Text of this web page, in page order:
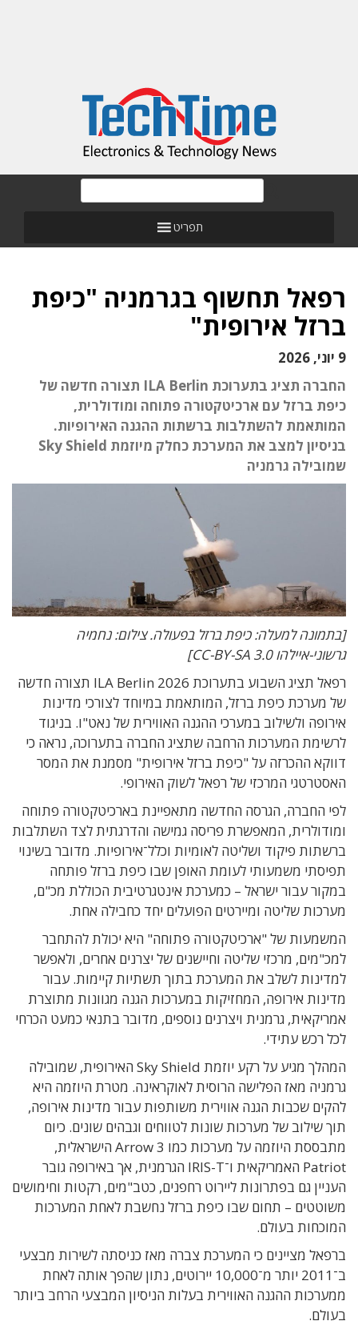
תפריט
רפאל תחשוף בגרמניה "כיפת
ברזל אירופית"
9 יוני, 2026
החברה תציג בתערוכת ILA Berlin תצורה חדשה של
כיפת ברזל עם ארכיטקטורה פתוחה ומודולרית,
המותאמת להשתלבות ברשתות ההגנה האירופיות.
בניסיון למצב את המערכת כחלק מיוזמת Sky Shield
שמובילה גרמניה
[בתמונה למעלה: כיפת ברזל בפעולה. צילום: נחמיה
גרשוני-איילהו CC-BY-SA 3.0]
רפאל תציג השבוע בתערוכת ILA Berlin 2026 תצורה חדשה
של מערכת כיפת ברזל, המותאמת במיוחד לצורכי מדינות
אירופה ולשילוב במערכי ההגנה האווירית של נאט"ו. בניגוד
לרשימת המערכות הרחבה שתציג החברה בתערוכה, נראה כי
דווקא ההכרזה על "כיפת ברזל אירופית" מסמנת את המסר
האסטרטגי המרכזי של רפאל לשוק האירופי.
לפי החברה, הגרסה החדשה מתאפיינת בארכיטקטורה פתוחה
ומודולרית, המאפשרת פריסה גמישה והדרגתית לצד השתלבות
ברשתות פיקוד ושליטה לאומיות וכלל־אירופיות. מדובר בשינוי
תפיסתי משמעותי לעומת האופן שבו כיפת ברזל פותחה
במקור עבור ישראל – כמערכת אינטגרטיבית הכוללת מכ"ם,
מערכות שליטה ומיירטים הפועלים יחד כחבילה אחת.
המשמעות של "ארכיטקטורה פתוחה" היא יכולת להתחבר
למכ"מים, מרכזי שליטה וחיישנים של יצרנים אחרים, ולאפשר
למדינות לשלב את המערכת בתוך תשתיות קיימות. עבור
מדינות אירופה, המחזיקות במערכות הגנה מגוונות מתוצרת
אמריקאית, גרמנית ויצרנים נוספים, מדובר בתנאי כמעט הכרחי
לכל רכש עתידי.
המהלך מגיע על רקע יוזמת Sky Shield האירופית, שמובילה
גרמניה מאז הפלישה הרוסית לאוקראינה. מטרת היוזמה היא
להקים שכבות הגנה אווירית משותפות עבור מדינות אירופה,
תוך שילוב של מערכות שונות לטווחים וגבהים שונים. כיום
מתבססת היוזמה על מערכות כמו Arrow 3 הישראלית,
Patriot האמריקאית ו־IRIS-T הגרמנית, אך באירופה גובר
העניין גם בפתרונות ליירוט רחפנים, כטב"מים, רקטות וחימושים
משוטטים – תחום שבו כיפת ברזל נחשבת לאחת המערכות
המוכחות בעולם.
ברפאל מציינים כי המערכת צברה מאז כניסתה לשירות מבצעי
ב־2011 יותר מ־10,000 יירוטים, נתון שהפך אותה לאחת
ממערכות ההגנה האווירית בעלות הניסיון המבצעי הרחב ביותר
בעולם.